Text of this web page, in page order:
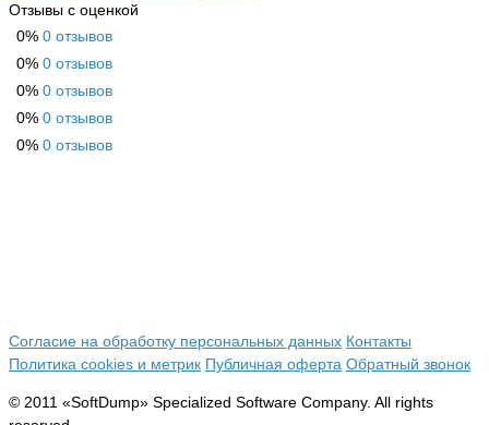
Отзывы с оценкой
0% 0 отзывов
0% 0 отзывов
0% 0 отзывов
0% 0 отзывов
0% 0 отзывов
Согласие на обработку персональных данных Контакты
Политика cookies и метрик Публичная оферта Обратный звонок
© 2011 «SoftDump» Specialized Software Company. All rights